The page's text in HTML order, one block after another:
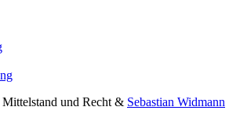
und Recht & Sebastian Widmann